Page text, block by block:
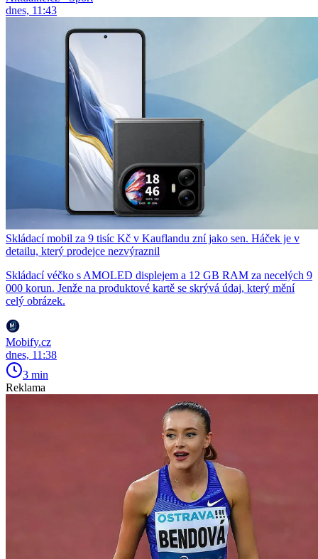
dnes, 11:43
Skládací mobil za 9 tisíc Kč v Kauflandu zní jako sen. Háček je v
detailu, který prodejce nezvýraznil
Skládací véčko s AMOLED displejem a 12 GB RAM za necelých 9
000 korun. Jenže na produktové kartě se skrývá údaj, který mění
celý obrázek.
Mobify.cz
dnes, 11:38
3 min
Reklama